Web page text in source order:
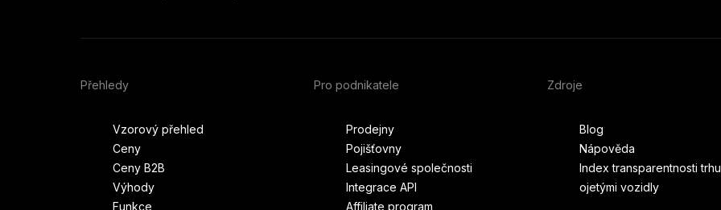
Přehledy
Vzorový přehled
Ceny
Ceny B2B
Výhody
Funkce
Pro podnikatele
Prodejny
Pojišťovny
Leasingové společnosti
Integrace API
Affiliate program
Zdroje
Blog
Nápověda
Index transparentnosti
ojetými vozidly